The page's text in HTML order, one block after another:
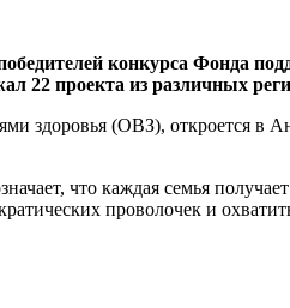
конкурса Фонда
22 проекта из различных
здоровья (ОВЗ), откроется в
что каждая семья
проволочек и